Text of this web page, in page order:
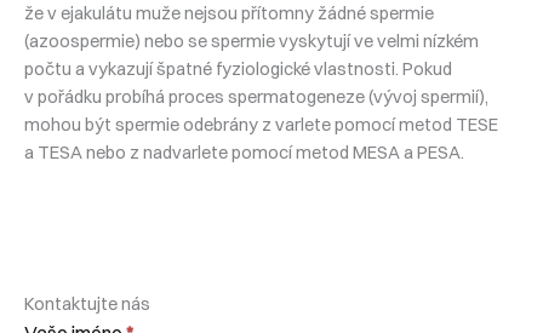
že v ejakulátu muže nejsou přítomny žádné spermie
(azoospermie) nebo se spermie vyskytují ve velmi nízkém
počtu a vykazují špatné fyziologické vlastnosti. Pokud
v pořádku probíhá proces spermatogeneze (vývoj spermií),
mohou být spermie odebrány z varlete pomocí metod TESE
a TESA nebo z nadvarlete pomocí metod MESA a PESA.
Kontaktujte nás